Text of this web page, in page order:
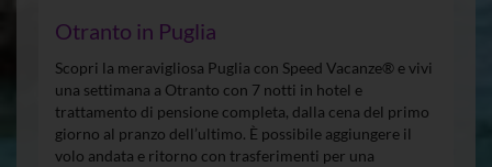
Otranto in Puglia
Scopri la meravigliosa Puglia con Speed Vacanze® e vivi
una settimana a Otranto con 7 notti in hotel e
trattamento di pensione completa, dalla cena del primo
giorno al pranzo dell’ultimo. È possibile aggiungere il
volo andata e ritorno con trasferimenti per una